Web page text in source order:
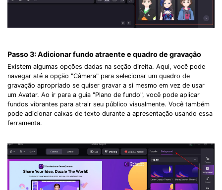
Passo 3:Adicionar fundo atraente e quadro de gravação
Existem algumas opções dadas na seção direita. Aqui, você pode
navegar até a opção "Câmera" para selecionar um quadro de
gravação apropriado se quiser gravar a si mesmo em vez de usar
um Avatar. Ao ir para a guia "Plano de fundo", você pode aplicar
fundos vibrantes para atrair seu público visualmente. Você também
pode adicionar caixas de texto durante a apresentação usando essa
ferramenta.
Try It Now